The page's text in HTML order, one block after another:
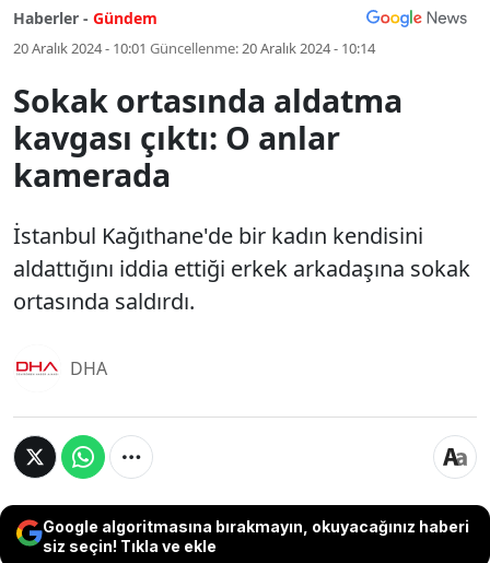
Haberler - Gündem
20 Aralık 2024 - 10:01 Güncellenme:20 Aralık 2024 - 10:14
Sokak ortasında aldatma
kavgası çıktı: O anlar
kamerada
İstanbul Kağıthane'de bir kadın kendisini
aldattığını iddia ettiği erkek arkadaşına sokak
ortasında saldırdı.
DHA
Google algoritmasına bırakmayın, okuyacağınız haberi
siz seçin! Tıkla ve ekle